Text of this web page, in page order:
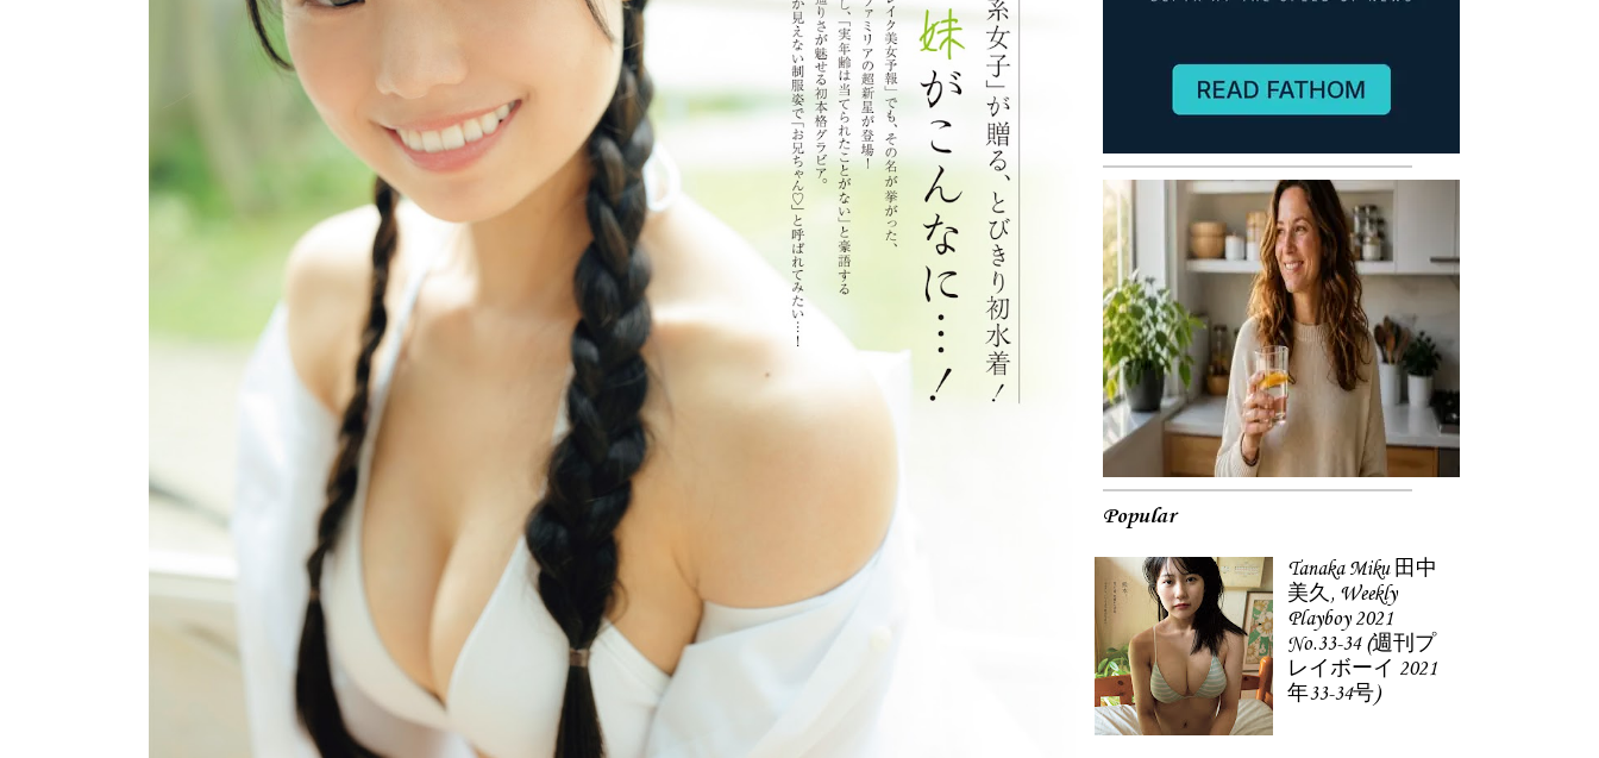
Popular
Tanaka Miku 田中
美久, Weekly
Playboy 2021
No.33-34 (週刊プ
レイボーイ 2021
年33-34号)